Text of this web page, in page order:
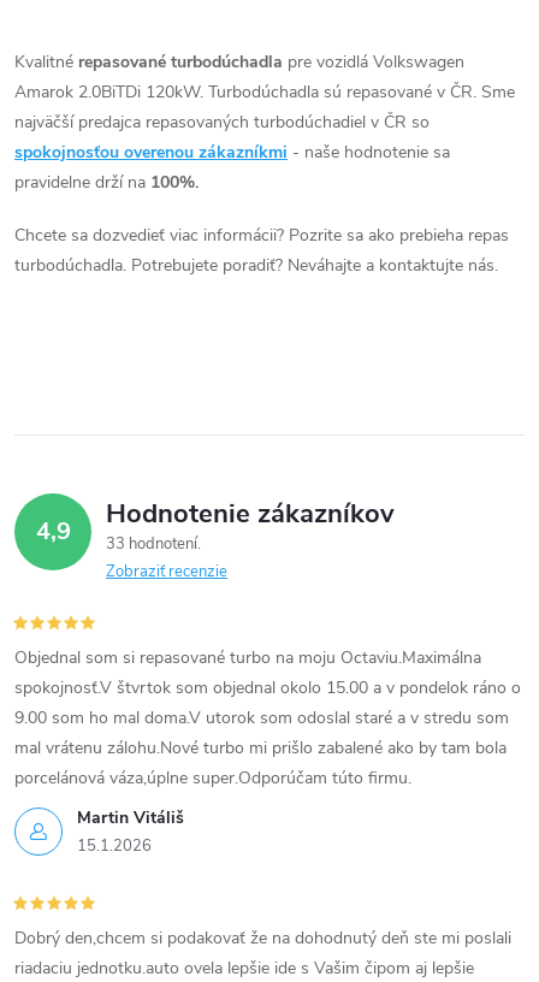
t
o
v
o
v
v
l
á
a
r
v
y
v
ý
p
i
s
u
Kvalitné repasované turbodúchadla pre vozidlá Volkswagen
Amarok 2.0BiTDi 120kW. Turbodúchadla sú repasované v ČR. Sme
najväčší predajca repasovaných turbodúchadiel v ČR so
spokojnosťou overenou zákazníkmi - naše hodnotenie sa
pravidelne drží na 100%.
Chcete sa dozvedieť viac informácii? Pozrite sa ako prebieha repas
turbodúchadla. Potrebujete poradiť? Neváhajte a kontaktujte nás.
4,9 Hodnotenie zákazníkov
33 hodnotení
Zobraziť recenzie
Martin Vitáliš
15.1.2026
Objednal som si repasované turbo na moju Octaviu.Maximálna
spokojnosť.V štvrtok som objednal okolo 15.00 a v pondelok ráno o
9.00 som ho mal doma.V utorok som odoslal staré a v stredu som
mal vrátenu zálohu.Nové turbo mi prišlo zabalené ako by tam bola
porcelánová váza,úplne super.Odporúčam túto firmu.
Dobrý den,chcem si podakovať že na dohodnutý deň ste mi poslali
riadaciu jednotku.auto ovela lepšie ide s Vašim čipom aj lepšie